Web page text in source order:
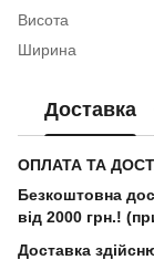
Висота
Ширина
Доставка
ОПЛАТА ТА
Безкоштовна
від 2000 грн.!
Доставка